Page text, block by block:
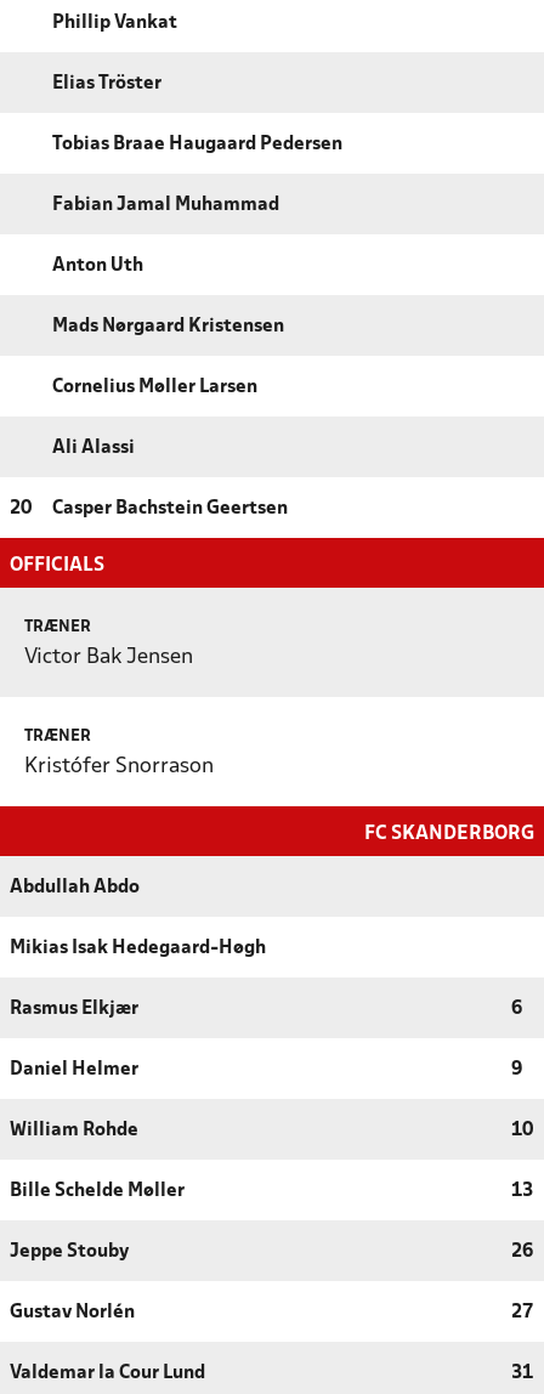
Phillip Vankat
Elias Tröster
Tobias Braae Haugaard Pedersen
Fabian Jamal Muhammad
Anton Uth
Mads Nørgaard Kristensen
Cornelius Møller Larsen
Ali Alassi
20 Casper Bachstein Geertsen
OFFICIALS
TRÆNER
Victor Bak Jensen
TRÆNER
Kristófer Snorrason
FC SKANDERBORG
Abdullah Abdo
Mikias Isak Hedegaard-Høgh
Rasmus Elkjær 6
Daniel Helmer 9
William Rohde 10
Bille Schelde Møller 13
Jeppe Stouby 26
Gustav Norlén 27
Valdemar la Cour Lund 31